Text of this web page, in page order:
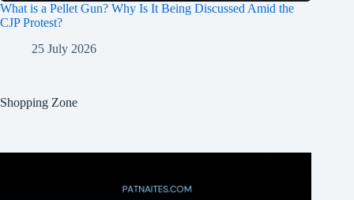
What is a Pellet Gun? Why Is It Being Discussed Amid the
CJP Protest?
25 July 2026
Shopping Zone